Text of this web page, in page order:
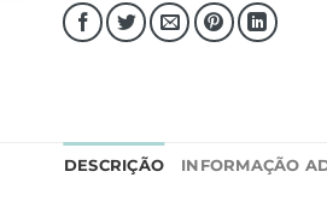
DESCRIÇÃO INFORMAÇÃO